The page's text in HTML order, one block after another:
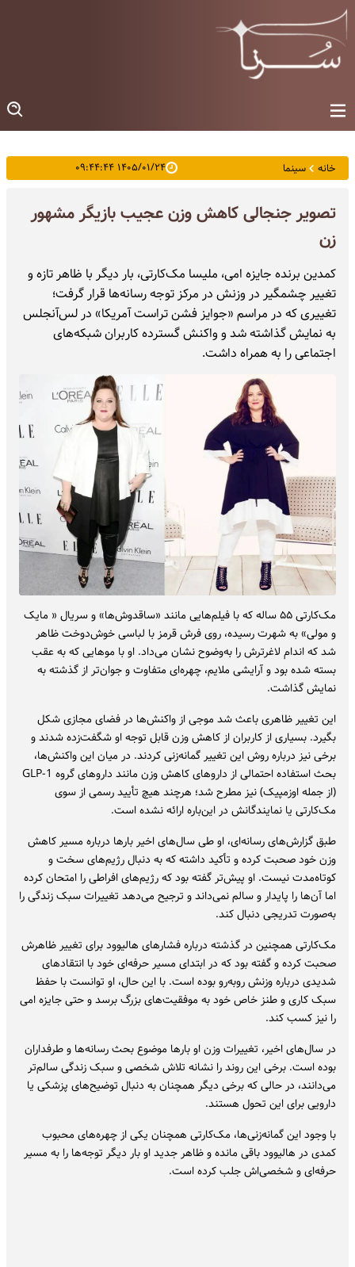
خانه سینما ۱۴۰۵/۰۱/۲۴ ۰۹:۴۴:۴۴
تصویر جنجالی کاهش وزن عجیب بازیگر مشهور
زن
کمدین برنده جایزه امی، ملیسا مک‌کارتی، بار دیگر با ظاهر تازه و
تغییر چشمگیر در وزنش در مرکز توجه رسانه‌ها قرار گرفت؛
تغییری که در مراسم «جوایز فشن تراست آمریکا» در لس‌آنجلس
به نمایش گذاشته شد و واکنش گسترده کاربران شبکه‌های
اجتماعی را به همراه داشت.
مک‌کارتی ۵۵ ساله که با فیلم‌هایی مانند «ساقدوش‌ها» و سریال « مایک
و مولی» به شهرت رسیده، روی فرش قرمز با لباسی خوش‌دوخت ظاهر
شد که اندام لاغرترش را به‌وضوح نشان می‌داد. او با موهایی که به عقب
بسته شده بود و آرایشی ملایم، چهره‌ای متفاوت و جوان‌تر از گذشته به
نمایش گذاشت.
این تغییر ظاهری باعث شد موجی از واکنش‌ها در فضای مجازی شکل
بگیرد. بسیاری از کاربران از کاهش وزن قابل توجه او شگفت‌زده شدند و
برخی نیز درباره روش این تغییر گمانه‌زنی کردند. در میان این واکنش‌ها،
بحث استفاده احتمالی از داروهای کاهش وزن مانند داروهای گروه GLP-1
(از جمله اوزمپیک) نیز مطرح شد؛ هرچند هیچ تأیید رسمی از سوی
مک‌کارتی یا نمایندگانش در این‌باره ارائه نشده است.
طبق گزارش‌های رسانه‌ای، او طی سال‌های اخیر بارها درباره مسیر کاهش
وزن خود صحبت کرده و تأکید داشته که به دنبال رژیم‌های سخت و
کوتاه‌مدت نیست. او پیش‌تر گفته بود که رژیم‌های افراطی را امتحان کرده
اما آن‌ها را پایدار و سالم نمی‌داند و ترجیح می‌دهد تغییرات سبک زندگی را
به‌صورت تدریجی دنبال کند.
مک‌کارتی همچنین در گذشته درباره فشارهای هالیوود برای تغییر ظاهرش
صحبت کرده و گفته بود که در ابتدای مسیر حرفه‌ای خود با انتقادهای
شدیدی درباره وزنش روبه‌رو بوده است. با این حال، او توانست با حفظ
سبک کاری و طنز خاص خود به موفقیت‌های بزرگ برسد و حتی جایزه امی
را نیز کسب کند.
در سال‌های اخیر، تغییرات وزن او بارها موضوع بحث رسانه‌ها و طرفداران
بوده است. برخی این روند را نشانه تلاش شخصی و سبک زندگی سالم‌تر
می‌دانند، در حالی که برخی دیگر همچنان به دنبال توضیح‌های پزشکی یا
دارویی برای این تحول هستند.
با وجود این گمانه‌زنی‌ها، مک‌کارتی همچنان یکی از چهره‌های محبوب
کمدی در هالیوود باقی مانده و ظاهر جدید او بار دیگر توجه‌ها را به مسیر
حرفه‌ای و شخصی‌اش جلب کرده است.